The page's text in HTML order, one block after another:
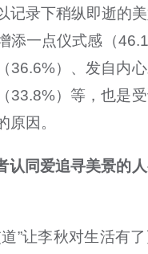
记录下稍纵即逝的
添一点仪式感（
36.6%）、发自内
33.8%）等，也是
原因。
认同爱追寻美景的
”让李秋对生活有